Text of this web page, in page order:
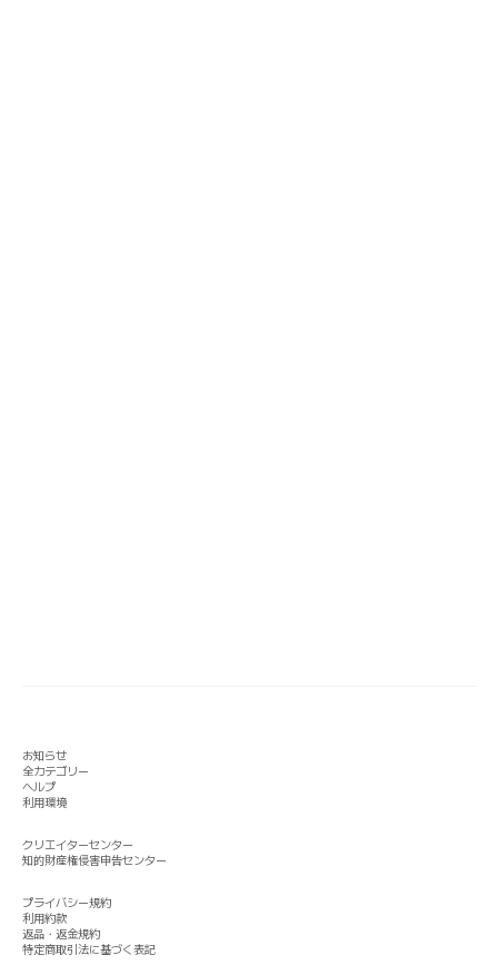
お知らせ
全カテゴリー
ヘルプ
利用環境
クリエイターセンター
知的財産権侵害申告センター
プライバシー規約
利用約款
返品・返金規約
特定商取引法に基づく表記